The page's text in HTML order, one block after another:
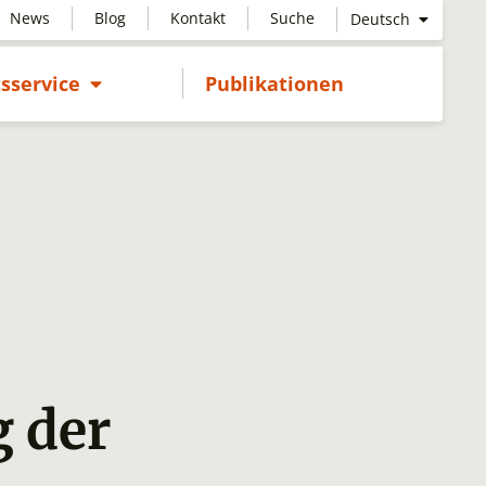
Untermenü öffnenPublikationen
News Blog Kontakt Suche Deutsch
der